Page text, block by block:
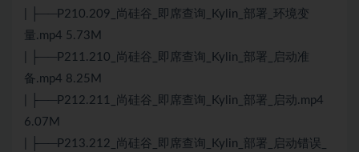
| ├──P210.209_尚硅谷_即席查询_Kylin_部署_环境变
量.mp4 5.73M
| ├──P211.210_尚硅谷_即席查询_Kylin_部署_启动准
备.mp4 8.25M
| ├──P212.211_尚硅谷_即席查询_Kylin_部署_启动.mp4
6.07M
| ├──P213.212_尚硅谷_即席查询_Kylin_部署_启动错误_